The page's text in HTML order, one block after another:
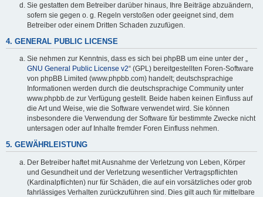
Sie gestatten dem Betreiber darüber hinaus, Ihre Beiträge abzuändern,
sofern sie gegen o. g. Regeln verstoßen oder geeignet sind, dem
Betreiber oder einem Dritten Schaden zuzufügen.
4. GENERAL PUBLIC LICENSE
Sie nehmen zur Kenntnis, dass es sich bei phpBB um eine unter der „
GNU General Public License v2“ (GPL) bereitgestellten Foren-Software
von phpBB Limited (www.phpbb.com) handelt; deutschsprachige
Informationen werden durch die deutschsprachige Community unter
www.phpbb.de zur Verfügung gestellt. Beide haben keinen Einfluss auf
die Art und Weise, wie die Software verwendet wird. Sie können
insbesondere die Verwendung der Software für bestimmte Zwecke nicht
untersagen oder auf Inhalte fremder Foren Einfluss nehmen.
5. GEWÄHRLEISTUNG
Der Betreiber haftet mit Ausnahme der Verletzung von Leben, Körper
und Gesundheit und der Verletzung wesentlicher Vertragspflichten
(Kardinalpflichten) nur für Schäden, die auf ein vorsätzliches oder grob
fahrlässiges Verhalten zurückzuführen sind. Dies gilt auch für mittelbare